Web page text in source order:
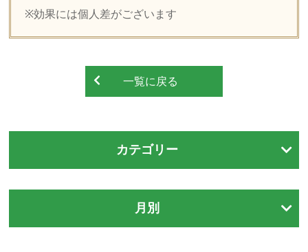
※効果には個人差がございます
一覧に戻る
カテゴリー
月別